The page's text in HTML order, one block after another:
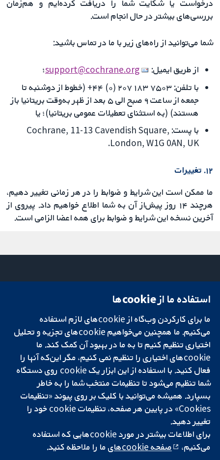
درخواست یا شکایت شما را دریافت کرده‌ایم و هم‌زمان
بررسی‌های بیشتر در حال انجام است.
شما می‌توانید از راه‌های زیر با ما در تماس باشید:
از طریق ایمیل: support@cochrane.org؛
با تلفن: ۷۵۰۳ ۱۸۳ ۲۰۷ (۰) ۴۴+ (خطوط از دوشنبه تا
جمعه از ساعت ۹ صبح الی ۵ بعد از ظهر به‌وقت بریتانیا باز
هستند) (به استثنای تعطیلات عمومی بریتانیا)؛ یا
با پست: Cochrane, 11-13 Cavendish Square,
London, W1G 0AN, UK.
۱۲. تغییرات
ما ممکن است این شرایط و ضوابط را در هر زمانی تغییر دهیم،
هرچند ۱۴ روز پیش‌از آن به شما اطلاع خواهیم داد. پیروی از
آخرین نسخه این شرایط و ضوابط برای همه اعضا الزامی است.
تحقیقات قابل
اعتماد.
تصمیم‌گیری آگاهانه.
سلامت بهتر.
میدان کاوندیش
لندن
W1G 0AN
بریتانیا
دفتر رسانه‌ای
درباره ما
فرصت‌های
شغلی
Cochrane
Library
شبکه همکاری کاکرین، یک مؤسسه خیریه (شماره 1045921) و یک شرکت با
و ولز است. شماره ثبت مالیات بر ارزش افزوده: GB 718 2127 49.
کپی‌رایت © ۲۰۲۵ همکاری کاکرین
استفاده ما از cookie‌ها
ما برای کارکردن وب‌گاه از cookie‌های لازم استفاده
می‌کنیم. ما همچنین می‌خواهیم cookie‌های تجزیه و تحلیل
اختیاری تنظیم کنیم تا به ما در بهبود آن کمک کند. ما
cookie‌های اختیاری را تنظیم نمی کنیم، مگر این‌که آنها را
فعال کنید. با استفاده از این ابزار یک cookie‌ روی دستگاه
شما تنظیم می‌شود تا تنظیمات منتخب شما را به خاطر
بسپارد. همیشه می‌توانید با کلیک بر روی پیوند «تنظیمات
Cookies» در پایین هر صفحه، تنظیمات cookie‌ خود را
تغییر دهید.
برای اطلاعات بیشتر در مورد cookie‌هایی که استفاده
می‌کنیم،
صفحه cookie‌های ما را ملاحظه کنید.